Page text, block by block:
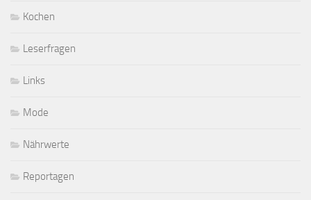
Kochen
Leserfragen
Links
Mode
Nährwerte
Reportagen